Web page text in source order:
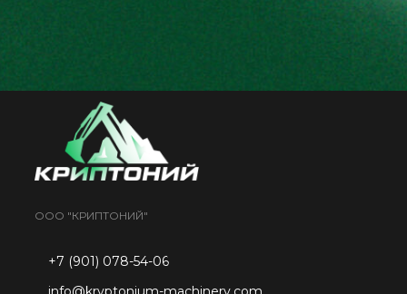
+7 (901) 078-54-06
ООО "КРИПТОНИЙ"